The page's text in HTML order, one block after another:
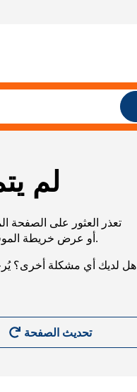
لم
تعذر العثور على الصفحة
URL، أو عرض خريطة الموقع الخاصة بنا لمساعدتك في العثور على ما تريد.
هل لديك أي مشكلة أخرى؟